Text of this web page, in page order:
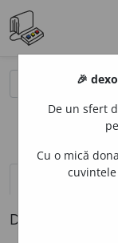
definiții (1)
Definiția cu ID-ul
🎉
De un sfert
Cu o mică